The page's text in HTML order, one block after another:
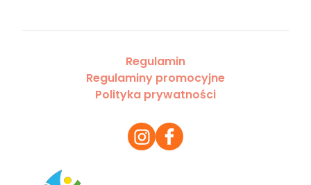
Regulamin
Regulaminy promocyjne
Polityka prywatności